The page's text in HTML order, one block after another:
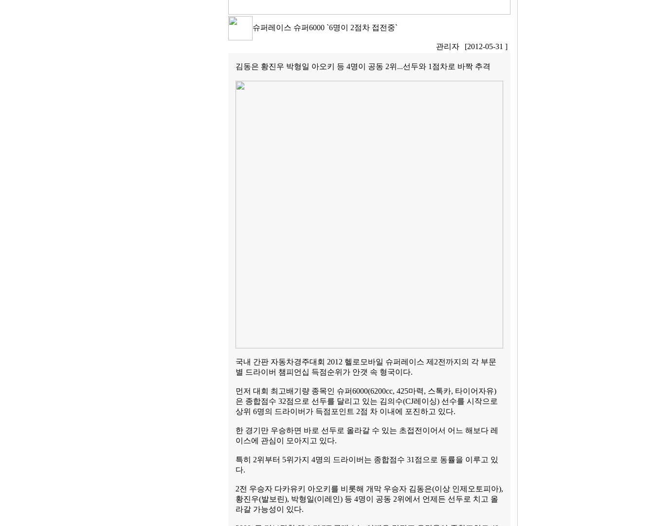
슈퍼레이스 슈퍼6000 `6명이 2점차 접전중`
관리자 [2012-05-31 ]
김동은 황진우 박형일 아오키 등 4명이 공동 2위...선두와 1점차로 바짝 추격
국내 간판 자동차경주대회 2012 헬로모바일 슈퍼레이스 제2전까지의 각 부문
별 드라이버 챔피언십 득점순위가 안갯 속 형국이다.
먼저 대회 최고배기량 종목인 슈퍼6000(6200cc, 425마력, 스톡카, 타이어자유)
은 종합점수 32점으로 선두를 달리고 있는 김의수(CJ레이싱) 선수를 시작으로
상위 6명의 드라이버가 득점포인트 2점 차 이내에 포진하고 있다.
한 경기만 우승하면 바로 선두로 올라갈 수 있는 초접전이어서 어느 해보다 레
이스에 관심이 모아지고 있다.
특히 2위부터 5위가지 4명의 드라이버는 종합점수 31점으로 동률을 이루고 있
다.
2전 우승자 다카유키 아오키를 비롯해 개막 우승자 김동은(이상 인제오토피아),
황진우(발보린), 박형일(이레인) 등 4명이 공동 2위에서 언제든 선두로 치고 올
라갈 가능성이 있다.